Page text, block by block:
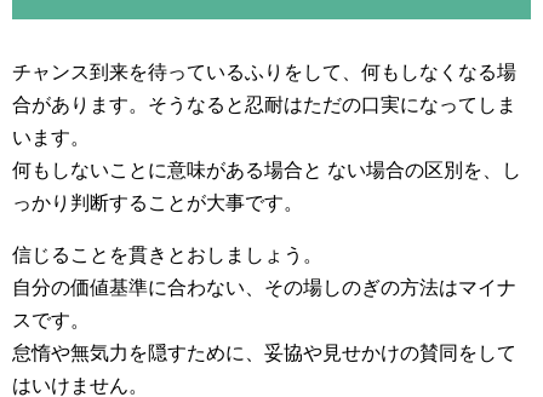
チャンス到来を待っているふりをして、何もしなくなる場
合があります。そうなると忍耐はただの口実になってしま
います。
何もしないことに意味がある場合と ない場合の区別を、し
っかり判断することが大事です。
信じることを貫きとおしましょう。
自分の価値基準に合わない、その場しのぎの方法はマイナ
スです。
怠惰や無気力を隠すために、妥協や見せかけの賛同をして
はいけません。